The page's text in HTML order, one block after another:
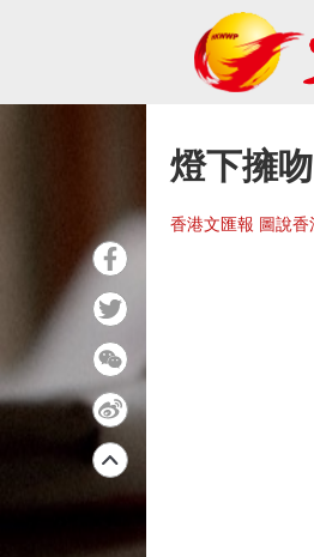
燈下擁
香港文匯報 圖說香